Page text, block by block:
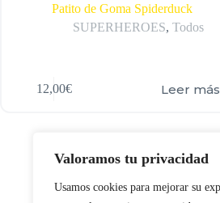
Valoramos tu privacidad
Usamos cookies para mejorar su
Patito de Goma Spiderduck
SUPERHEROES,Todos
12,00€ Leer más